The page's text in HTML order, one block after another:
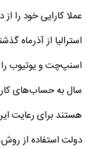
عملا کارایی خود را
استرالیا از آذرماه
سال به حساب‌های
هستند برای رعایت
دولت استفاده از